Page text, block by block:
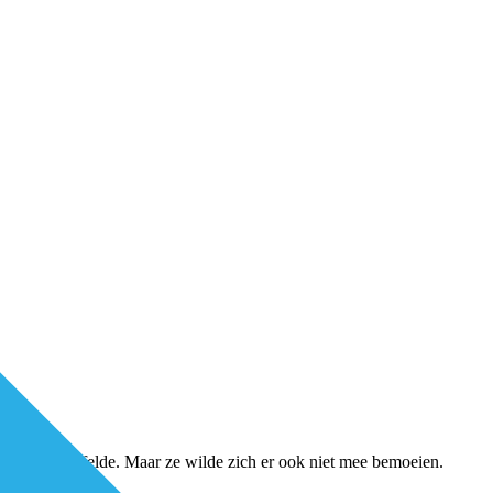
Ze twijfelde. Maar ze wilde zich er ook niet mee bemoeien.